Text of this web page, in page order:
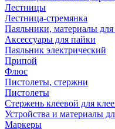
Лестницы
Лестница-стремянка
Паяльники, материалы
Аксессуары для пайки
Паяльник электрический
Припой
Флюс
Пистолеты, стержни
Пистолеты
Стержень клеевой для
Устройства и материалы
Маркеры